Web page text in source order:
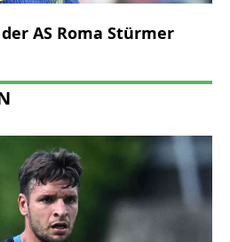
AS Roma Stürmer